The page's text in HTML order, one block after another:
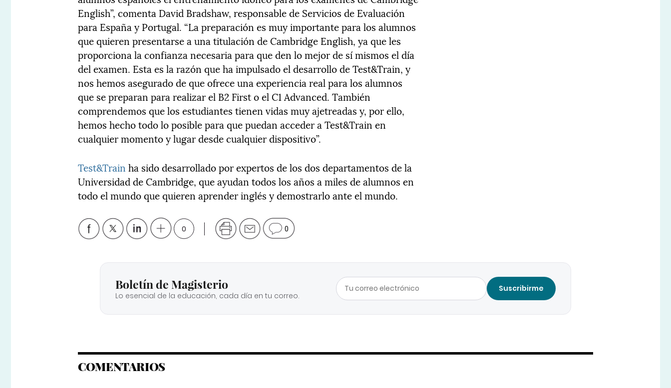
English”, comenta David Bradshaw, responsable de Servicios de Evaluación
para España y Portugal. “La preparación es muy importante para los alumnos
que quieren presentarse a una titulación de Cambridge English, ya que les
proporciona la confianza necesaria para que den lo mejor de sí mismos el día
del examen. Esta es la razón que ha impulsado el desarrollo de Test&Train, y
nos hemos asegurado de que ofrece una experiencia real para los alumnos
que se preparan para realizar el B2 First o el C1 Advanced. También
comprendemos que los estudiantes tienen vidas muy ajetreadas y, por ello,
hemos hecho todo lo posible para que puedan acceder a Test&Train en
cualquier momento y lugar desde cualquier dispositivo”.
Test&Train ha sido desarrollado por expertos de los dos departamentos de la
Universidad de Cambridge, que ayudan todos los años a miles de alumnos en
todo el mundo que quieren aprender inglés y demostrarlo ante el mundo.
0 0
Boletín de Magisterio
Lo esencial de la educación, cada día en tu correo.
Suscribirme
COMENTARIOS